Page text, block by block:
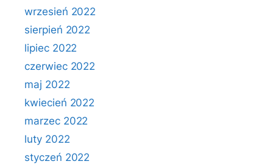
wrzesień 2022
sierpień 2022
lipiec 2022
czerwiec 2022
maj 2022
kwiecień 2022
marzec 2022
luty 2022
styczeń 2022